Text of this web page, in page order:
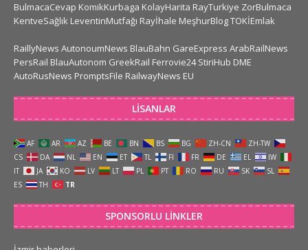
BulmacaCevap KomikKurbaga KolayHarita RayTurkiye ZorBulmaca
KentveSağlık LeventinMutfağı Rayİhale MeşhurBlogTOKİEmlak
RaillyNews AutonoumNews BlauBahn GareExpress ArabRailNews
PersRail BlauAutonom GreekRail Ferrovie24 StiriHub DME
AutoRusNews PromptsFile RailwayNews EU
LISANLAR
AF AR AZ BE BN BS BG ZH-CN
ZH-TW
CS
DA NL EN ET TL FI FR DE EL
IW
IT
JA KO LV LT PL PT RO RU SK
SL
ES
TH TR
SPONSORLU LINKLER